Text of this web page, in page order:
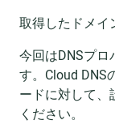
取得したドメイ
今回はDNSプロ
す。Cloud DNS
ードに対して、
ください。